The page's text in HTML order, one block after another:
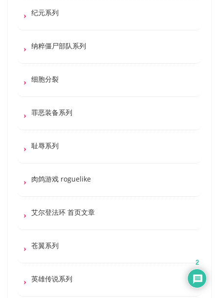
纪元系列
纳粹僵尸部队系列
细胞分裂
罪恶装备系列
耻辱系列
肉鸽游戏 roguelike
艾尔登法环 首页文章
苍翼系列
英雄传说系列
2